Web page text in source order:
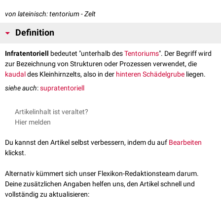
von lateinisch: tentorium - Zelt
Definition
Infratentoriell bedeutet "unterhalb desTentoriums". Der Begriff wird
zur Bezeichnung von Strukturen oder Prozessen verwendet, die
kaudaldes Kleinhirnzelts, also in der hinteren Schädelgrube liegen.
siehe auch:supratentoriell
Artikelinhalt ist veraltet?
Hier melden
Du kannst den Artikel selbst verbessern, indem du auf Bearbeiten
klickst.
Alternativ kümmert sich unser Flexikon-Redaktionsteam darum.
Deine zusätzlichen Angaben helfen uns, den Artikel schnell und
vollständig zu aktualisieren: